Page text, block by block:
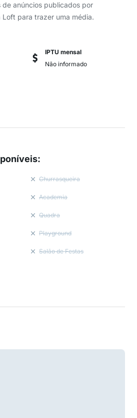
de anúncios publicados por
para trazer uma média.
IPTU mensal
Não informado
:
Churrasqueira
Academia
Quadra
Playground
Salão de Festas